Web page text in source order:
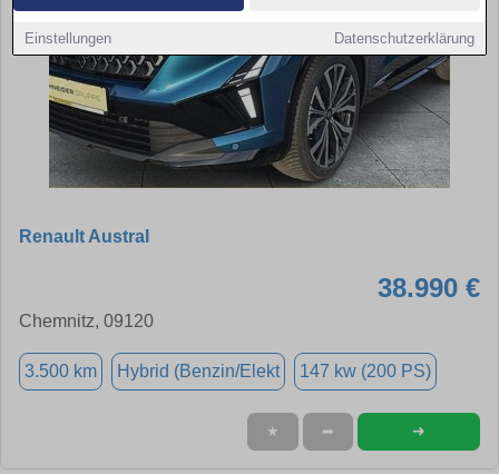
Einstellungen Datenschutzerklärung
Renault Austral
38.990 €
Chemnitz, 09120
3.500 km Hybrid (Benzin/Elekt 147 kw (200 PS)
★ ➦ ➜